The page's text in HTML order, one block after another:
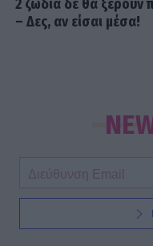
2 ζώδια δε θα
– Δες, αν είσαι μέσα!